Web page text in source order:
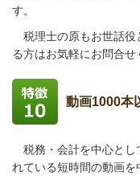
す。
税理士の原もお世話役
る方はお気軽にお問合せ
動画1000本
税務・会計を中心とし
れている短時間の動画